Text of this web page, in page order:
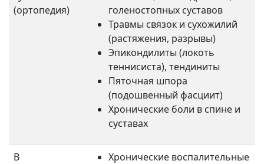
(ортопедия)
голеностопных суставов
Травмы связок и сухожилий
(растяжения, разрывы)
Эпикондилиты (локоть
теннисиста), тендиниты
Пяточная шпора
(подошвенный фасциит)
Хронические боли в спине и
суставах
В
Хронические воспалительные